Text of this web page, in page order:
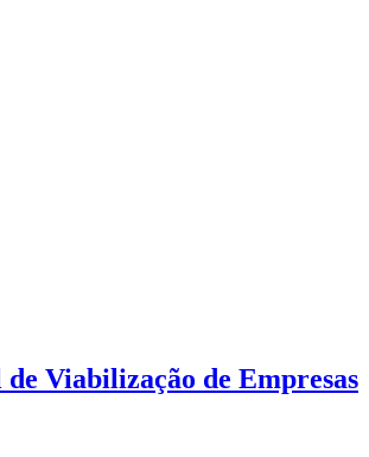
Viabilização de Empresas